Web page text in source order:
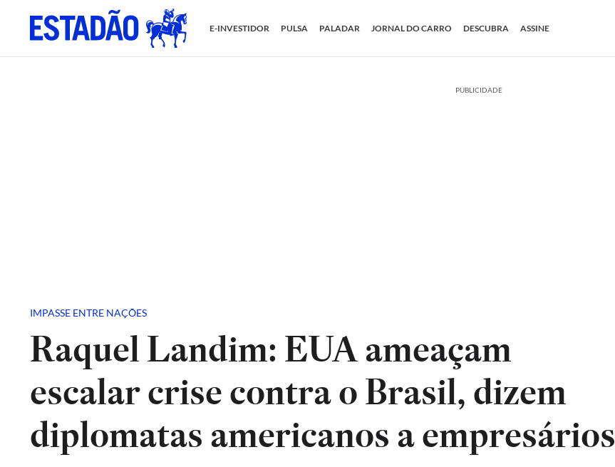
E-INVESTIDOR PULSA PALADAR JORNAL DO CARRO DESCUBRA ASSINE
PUBLICIDADE
IMPASSE ENTRE NAÇÕES
Raquel Landim: EUA ameaçam
escalar crise contra o Brasil, dizem
diplomatas americanos a empresários